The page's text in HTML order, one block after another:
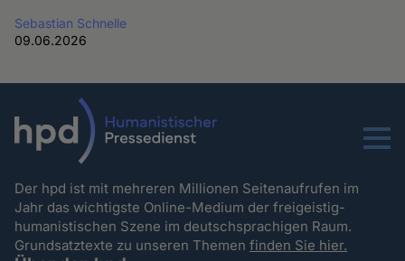
Sebastian Schnelle
09.06.2026
Menu
Der hpd ist mit mehreren Millionen Seitenaufrufen im
Jahr das wichtigste Online-Medium der freigeistig-
humanistischen Szene im deutschsprachigen Raum.
Grundsatztexte zu unseren Themenfinden Sie hier.